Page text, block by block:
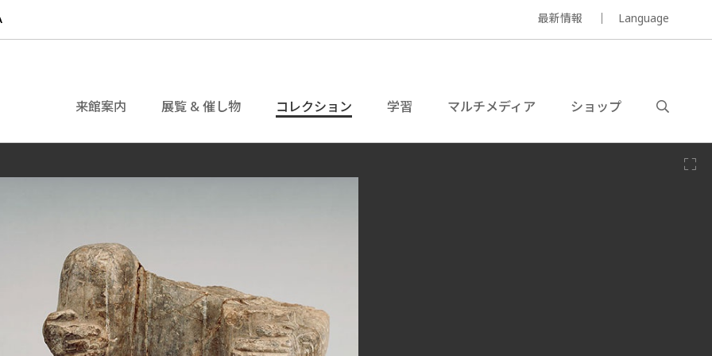
最新情報 Language
来館案内 展覧 & 催し物 コレクション 学習 マルチメディア ショップ